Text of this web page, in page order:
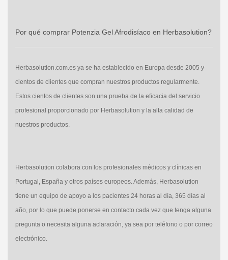
Por qué comprar Potenzia Gel Afrodisíaco en Herbasolution?
Herbasolution.com.es ya se ha establecido en Europa desde 2005 y
cientos de clientes que compran nuestros productos regularmente.
Estos cientos de clientes son una prueba de la eficacia del servicio
profesional proporcionado por Herbasolution y la alta calidad de
nuestros productos.
Herbasolution colabora con los profesionales médicos y clínicas en
Portugal, España y otros países europeos. Además, Herbasolution
tiene un equipo de apoyo a los pacientes 24 horas al día, 365 días al
año, por lo que puede ponerse en contacto cada vez que tenga alguna
pregunta o necesita alguna aclaración, ya sea por teléfono o por correo
electrónico.